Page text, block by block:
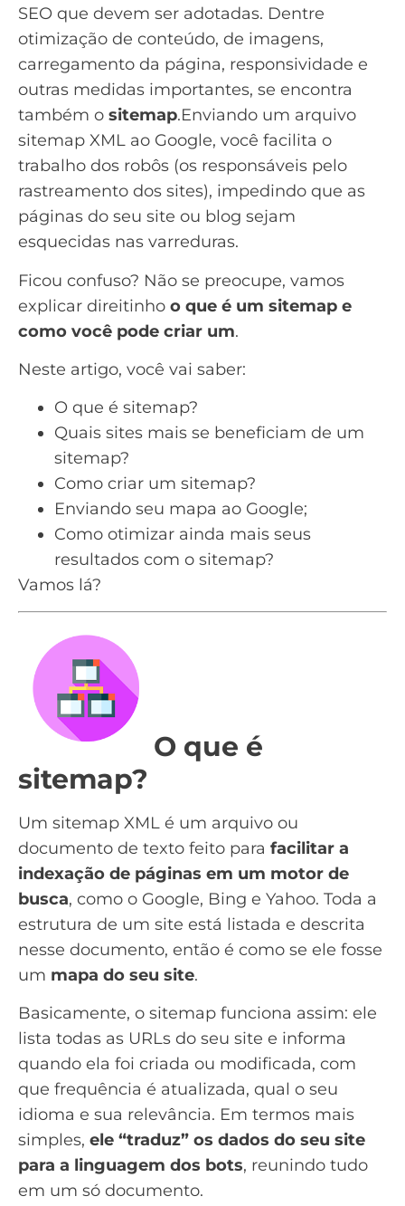
SEO que devem ser adotadas. Dentre
otimização de conteúdo, de imagens,
carregamento da página, responsividade e
outras medidas importantes, se encontra
também o sitemap.Enviando um arquivo
sitemap XML ao Google, você facilita o
trabalho dos robôs (os responsáveis pelo
rastreamento dos sites), impedindo que as
páginas do seu site ou blog sejam
esquecidas nas varreduras.
Ficou confuso? Não se preocupe, vamos
explicar direitinho o que é um sitemap e
como você pode criar um.
Neste artigo, você vai saber:
O que é sitemap?
Quais sites mais se beneficiam de um
sitemap?
Como criar um sitemap?
Enviando seu mapa ao Google;
Como otimizar ainda mais seus
resultados com o sitemap?
Vamos lá?
O que é
sitemap?
Um sitemap XML é um arquivo ou
documento de texto feito para facilitar a
indexação de páginas em um motor de
busca, como o Google, Bing e Yahoo. Toda a
estrutura de um site está listada e descrita
nesse documento, então é como se ele fosse
um mapa do seu site.
Basicamente, o sitemap funciona assim: ele
lista todas as URLs do seu site e informa
quando ela foi criada ou modificada, com
que frequência é atualizada, qual o seu
idioma e sua relevância. Em termos mais
simples, ele “traduz” os dados do seu site
para a linguagem dos bots, reunindo tudo
em um só documento.